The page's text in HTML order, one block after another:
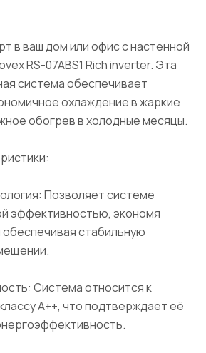
в ваш дом или офис с настенной
RS-07ABS1 Rich inverter. Эта
система обеспечивает
охлаждение в жаркие
обогрев в холодные месяцы.
Позволяет системе
эффективностью, экономя
стабильную
Система относится к
A++, что подтверждает её